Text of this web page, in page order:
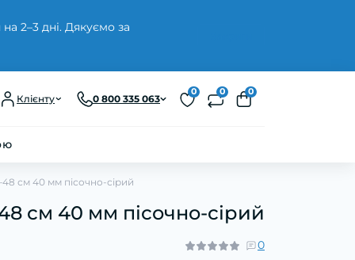
2–3 дні. Дякуємо за
Клієнту 0 800 335 063
0 0 0
см 40 мм пісочно-сірий
см 40 мм пісочно-сірий
0